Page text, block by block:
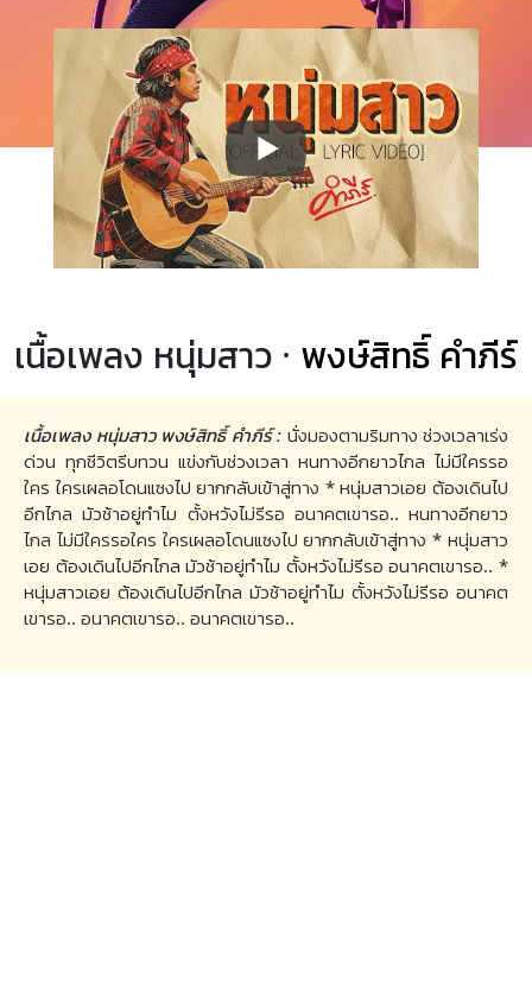
เนื้อเพลง หนุ่มสาว · พงษ์สิทธิ์ คำภีร์
เนื้อเพลง หนุ่มสาว พงษ์สิทธิ์ คำภีร์ : นั่งมองตามริมทาง ช่วงเวลาเร่ง
ด่วน ทุกชีวิตรีบทวน แข่งกับช่วงเวลา หนทางอีกยาวไกล ไม่มีใครรอ
ใคร ใครเผลอโดนแซงไป ยากกลับเข้าสู่ทาง * หนุ่มสาวเอย ต้องเดินไป
อีกไกล มัวช้าอยู่ทำไม ตั้งหวังไม่รีรอ อนาคตเขารอ.. หนทางอีกยาว
ไกล ไม่มีใครรอใคร ใครเผลอโดนแซงไป ยากกลับเข้าสู่ทาง * หนุ่มสาว
เอย ต้องเดินไปอีกไกล มัวช้าอยู่ทำไม ตั้งหวังไม่รีรอ อนาคตเขารอ.. *
หนุ่มสาวเอย ต้องเดินไปอีกไกล มัวช้าอยู่ทำไม ตั้งหวังไม่รีรอ อนาคต
เขารอ.. อนาคตเขารอ.. อนาคตเขารอ..